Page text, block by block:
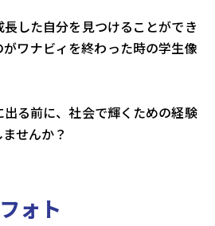
した自分を見つけることができ
ワナビィを終わった時の学生像
る前に、社会で輝くための経験
せんか？
ォト